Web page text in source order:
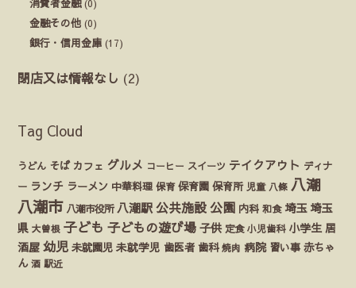
消費者金融(0)
金融その他 (0)
銀行・信用金庫 (17)
閉店又は情報なし (2)
Tag Cloud
うどん そば カフェ グルメ コーヒー スイーツ テイクアウト ディナ
ー ランチ ラーメン 中華料理 保育 保育園 保育所 児童 八條 八潮
八潮市 八潮市役所 八潮駅 公共施設 公園 内科 和食 埼玉 埼玉
県 大曽根 子ども 子どもの遊び場 子供 定食 小児歯科 小学生 居
酒屋 幼児 未就園児 未就学児 歯医者 歯科 焼肉 病院 習い事 赤ちゃ
ん 酒 駅近